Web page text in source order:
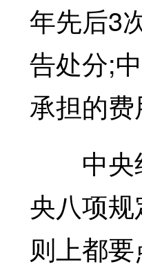
年先后3
告处分;
承担的
中央纪
央八项
则上都